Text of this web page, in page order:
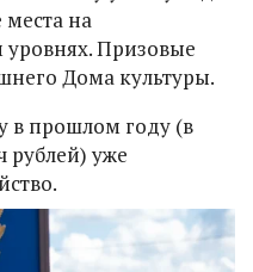
на
Призовые
Дома культуры.
в прошлом году (в
рублей) уже